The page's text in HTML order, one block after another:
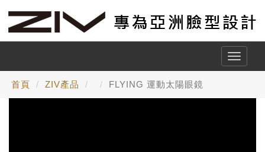
Toggle
首頁 ZIV產品 FLYING 運動太陽眼鏡